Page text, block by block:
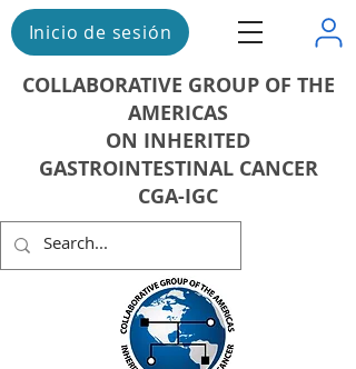
Inicio de sesión
COLLABORATIVE GROUP OF THE
AMERICAS
ON INHERITED
GASTROINTESTINAL CANCER
CGA-IGC